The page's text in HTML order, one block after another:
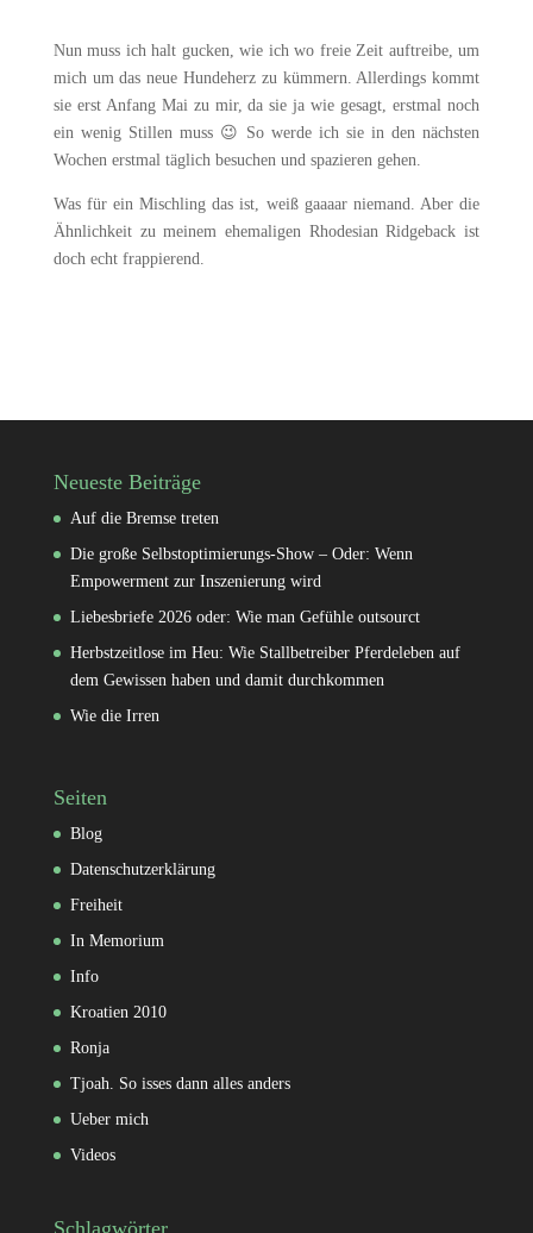
Nun muss ich halt gucken, wie ich wo freie Zeit auftreibe, um
mich um das neue Hundeherz zu kümmern. Allerdings kommt
sie erst Anfang Mai zu mir, da sie ja wie gesagt, erstmal noch
ein wenig Stillen muss 😉 So werde ich sie in den nächsten
Wochen erstmal täglich besuchen und spazieren gehen.
Was für ein Mischling das ist, weiß gaaaar niemand. Aber die
Ähnlichkeit zu meinem ehemaligen Rhodesian Ridgeback ist
doch echt frappierend.
Neueste Beiträge
Auf die Bremse treten
Die große Selbstoptimierungs-Show – Oder: Wenn
Empowerment zur Inszenierung wird
Liebesbriefe 2026 oder: Wie man Gefühle outsourct
Herbstzeitlose im Heu: Wie Stallbetreiber Pferdeleben auf
dem Gewissen haben und damit durchkommen
Wie die Irren
Seiten
Blog
Datenschutzerklärung
Freiheit
In Memorium
Info
Kroatien 2010
Ronja
Tjoah. So isses dann alles anders
Ueber mich
Videos